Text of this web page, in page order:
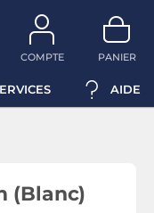
COMPTE PANIER
AIDE
(Blanc)